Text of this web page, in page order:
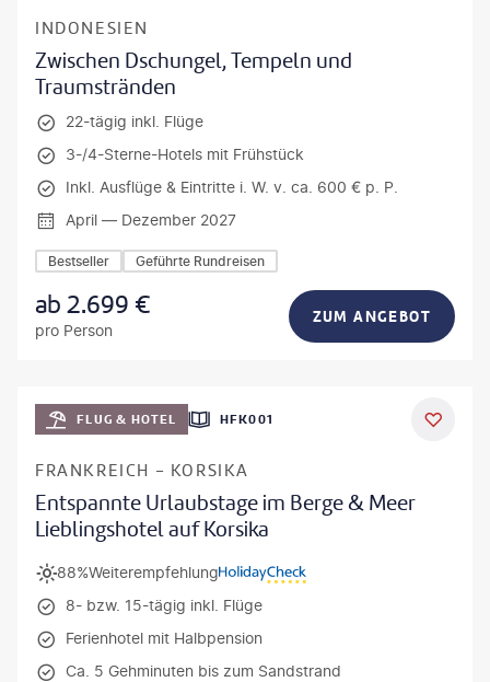
INDONESIEN
Zwischen Dschungel, Tempeln und
Traumstränden
22-tägig inkl. Flüge
3-/4-Sterne-Hotels mit Frühstück
Inkl. Ausflüge & Eintritte i. W. v. ca. 600 € p. P.
April — Dezember 2027
Bestseller Geführte Rundreisen
ab2.699 €
pro Person
ZUM ANGEBOT
DEAL
FLUG & HOTEL HFK001
FRANKREICH - KORSIKA
Entspannte Urlaubstage im Berge & Meer
Lieblingshotel auf Korsika
Weiterempfehlung
88%
8- bzw. 15-tägig inkl. Flüge
Ferienhotel mit Halbpension
Ca. 5 Gehminuten bis zum Sandstrand